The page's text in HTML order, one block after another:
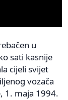
u
sati kasnije
cijeli svijet
vozača
1. maja 1994.